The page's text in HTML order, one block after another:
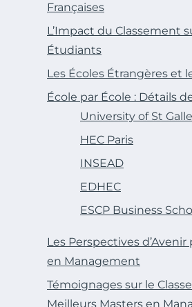
Françaises
L’Impact du Classement
Étudiants
Les Écoles Étrangères et
École par École : Détails
University of St
HEC Paris
INSEAD
EDHEC
ESCP Business
Les Perspectives
en Management
Témoignages sur le
Meilleurs Masters en